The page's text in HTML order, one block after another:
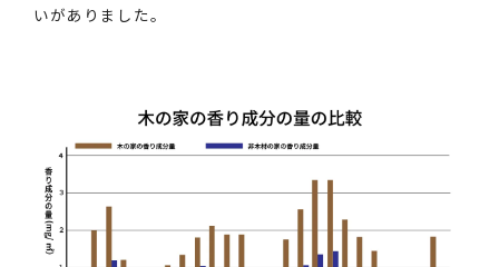
いがありました。